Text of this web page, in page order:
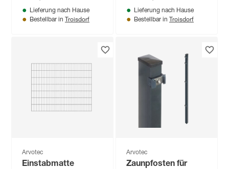
Lieferung nach Hause
Bestellbar in Troisdorf
Lieferung nach Hause
Bestellbar in Troisdorf
Arvotec
Einstabmatte
Arvotec
Zaunpfosten für